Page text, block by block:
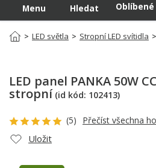
Menu Hledat
Hledat v produktech
Oblíbené
> LED světla > Stropní LED svítidla >
LED panel PANKA 50W
stropní (id kód: 102413)
(5) Přečíst všechna
Uložit